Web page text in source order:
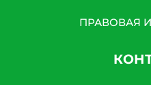
ПРАВОВАЯ